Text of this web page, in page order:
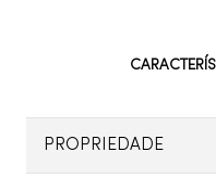
PROPRIEDADE